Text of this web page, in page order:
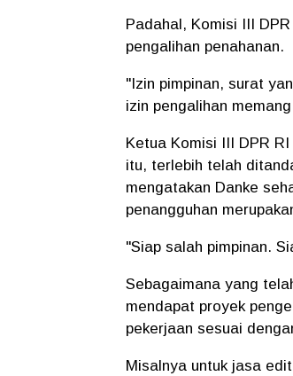
Padahal, Komisi III
pengalihan penahanan.
"Izin pimpinan, surat
izin pengalihan
Ketua Komisi III DPR
itu, terlebih telah
mengatakan Danke
penangguhan
"Siap salah pimpinan.
Sebagaimana yang
mendapat proyek
pekerjaan sesuai
Misalnya untuk jasa